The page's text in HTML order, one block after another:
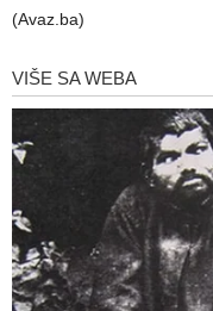
(Avaz.ba)